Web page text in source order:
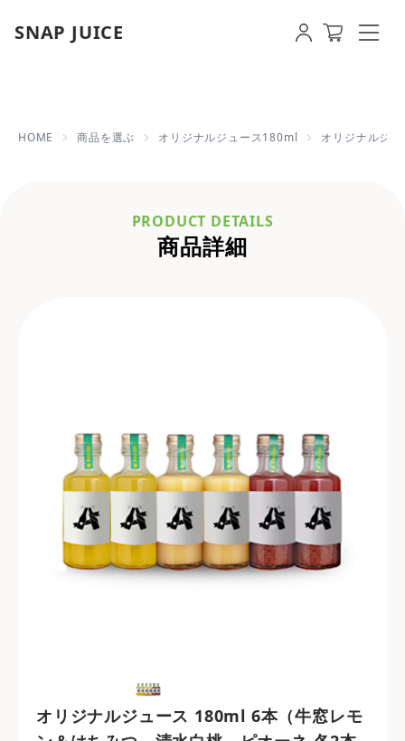
SNAP JUICE オリジナルジュース 180ml 6本（牛窓
HOME 商品を選ぶ オリジナルジュース180ml オリジナルジ
PRODUCT DETAILS
商品詳細
オリジナルジュース 180ml 6本（牛窓レモ